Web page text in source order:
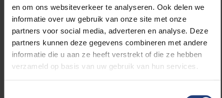
en om ons websiteverkeer te analyseren. Ook delen we
informatie over uw gebruik van onze site met onze
partners voor social media, adverteren en analyse. Deze
partners kunnen deze gegevens combineren met andere
informatie die u aan ze heeft verstrekt of die ze hebben
verzameld op basis van uw gebruik van hun services.
te inspireren om wetenschapper te worden."
Annelies Augustyns:Letterkunde